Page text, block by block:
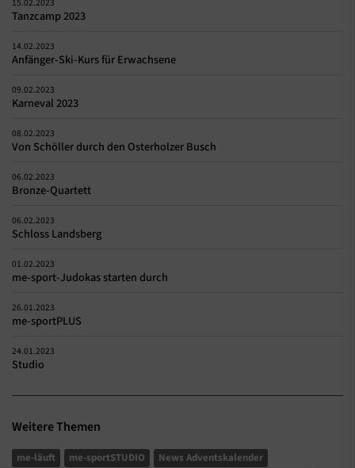
Tanzcamp 2023
14.02.2023
Anfänger-Ski-Kurs für Erwachsene
09.02.2023
Karneval 2023
08.02.2023
Von Schöller durch den Osterholzer Busch
06.02.2023
Bronze-Quartett
06.02.2023
Schloss Landsberg
01.02.2023
me-sport-Judokas starten durch
26.01.2023
me-sportPLUS
24.01.2023
Studio
Weitere Themen
me-läuft me-sportSTUDIO
News Adventskalender